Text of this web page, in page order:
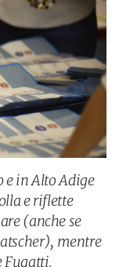
e in Alto Adige
e riflette
(anche se
mentre
Fugatti.